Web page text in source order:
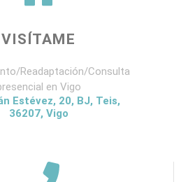
VISÍTAME
Readaptación/Consulta
en Vigo
Estévez, 20, BJ, Teis,
36207, Vigo